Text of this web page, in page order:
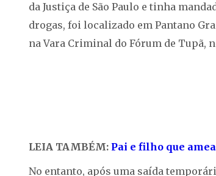
da Justiça de São Paulo e tinha
drogas, foi localizado em Pantano
na Vara Criminal do Fórum de Tupã,
LEIA TAMBÉM: Pai e filho que
No entanto, após uma saída